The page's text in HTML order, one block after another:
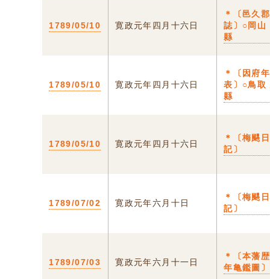
1789/05/10 寛政元年四月十六日
＊〔邑久郡
誌〕○岡山
縣
1789/05/10 寛政元年四月十六日
＊〔因府年
表〕○鳥取
縣
1789/05/10 寛政元年四月十六日
＊〔梅颸日
記〕
1789/07/02 寛政元年六月十日
＊〔梅颸日
記〕
1789/07/03 寛政元年六月十一日
＊〔本藩歴
年亀鑑圖〕